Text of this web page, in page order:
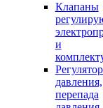
Клапаны
и
давления,
перепада